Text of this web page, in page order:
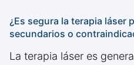
¿Es segura la terapia láser
secundarios o
La terapia láser es